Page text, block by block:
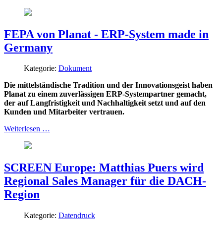
FEPA von Planat - ERP-System made in
Germany
Kategorie: Dokument
Die mittelständische Tradition und der Innovationsgeist haben
Planat zu einem zuverlässigen ERP-Systempartner gemacht,
der auf Langfristigkeit und Nachhaltigkeit setzt und auf den
Kunden und Mitarbeiter vertrauen.
Weiterlesen …
SCREEN Europe: Matthias Puers wird
Regional Sales Manager für die DACH-
Region
Kategorie: Datendruck